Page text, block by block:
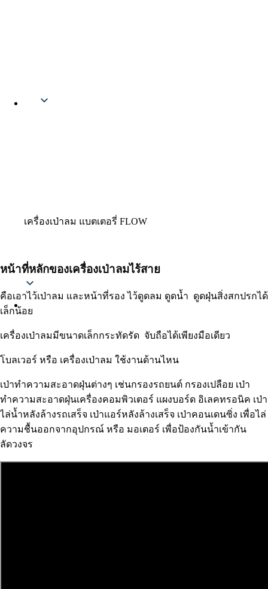
Thai
เครื่องเป่าลม แบตเตอรี่ FLOW
หน้าที่หลักของเครื่องเป่าลมไร้สาย
คือเอาไว้เป่าลม และหน้าที่รอง ไว้ดูดลม ดูดน้ำ ดูดฝุ่นสิ่งสกปรกได้
เล็กน้อย
เครื่องเป่าลมมีขนาดเล็กกระทัดรัด จับถือได้เพียงมือเดียว
โบลเวอร์ หรือ เครื่องเป่าลม ใช้งานด้านไหน
เป่าทำความสะอาดฝุ่นต่างๆ เช่นกรองรถยนต์ กรองเปลือย เป่า
ทำความสะอาดฝุ่นเครื่องคอมพิวเตอร์ แผงบอร์ด อิเลคทรอนิค เป่า
ไล่น้ำหลังล้างรถเสร็จ เป่าแอร์หลังล้างเสร็จ เป่าคอนเดนซิ่ง เพื่อไล่
ความชื้นออกจากอุปกรณ์ หรือ มอเตอร์ เพื่อป้องกันน้ำเข้ากัน
ลัดวงจร